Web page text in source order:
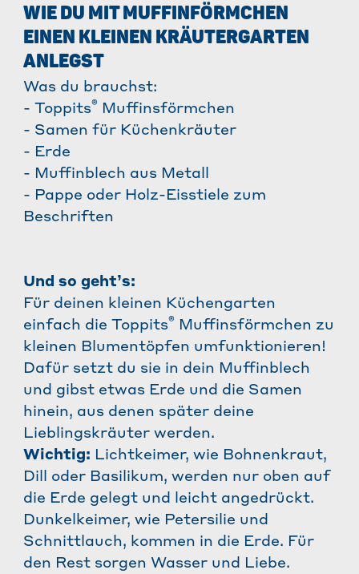
WIE DU MIT MUFFINFÖRMCHEN
EINEN KLEINEN KRÄUTERGARTEN
ANLEGST
Was du brauchst:
- Toppits®
Muffinsförmchen
- Samen für Küchenkräuter
- Erde
- Muffinblech aus Metall
- Pappe oder Holz-Eisstiele zum
Beschriften
Und so geht’s:
Für deinen kleinen Küchengarten
einfach die Toppits®
Muffinsförmchen zu
kleinen Blumentöpfen umfunktionieren!
Dafür setzt du sie in dein Muffinblech
und gibst etwas Erde und die Samen
hinein, aus denen später deine
Lieblingskräuter werden.
Wichtig: Lichtkeimer, wie Bohnenkraut,
Dill oder Basilikum, werden nur oben auf
die Erde gelegt und leicht angedrückt.
Dunkelkeimer, wie Petersilie und
Schnittlauch, kommen in die Erde. Für
den Rest sorgen Wasser und Liebe.